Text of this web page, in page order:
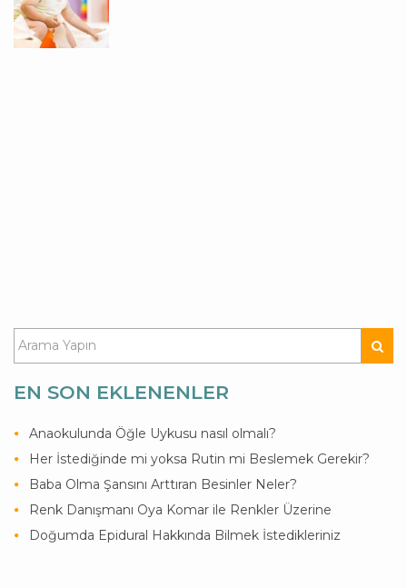
EN SON EKLENENLER
Anaokulunda Öğle Uykusu nasıl olmalı?
Her İstediğinde mi yoksa Rutin mi Beslemek Gerekir?
Baba Olma Şansını Arttıran Besinler Neler?
Renk Danışmanı Oya Komar ile Renkler Üzerine
Doğumda Epidural Hakkında Bilmek İstedikleriniz